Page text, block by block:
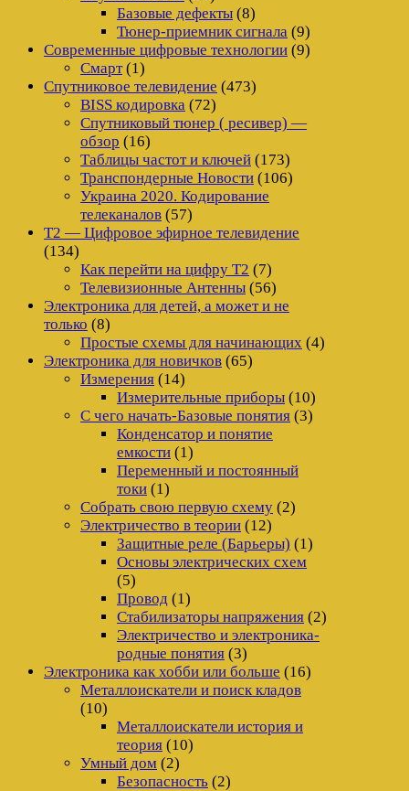
Базовые дефекты (8)
Тюнер-приемник сигнала (9)
Современные цифровые технологии (9)
Смарт(1)
Спутниковое телевидение (473)
BISS кодировка (72)
Спутниковый тюнер ( ресивер) —
обзор (16)
Таблицы частот и ключей (173)
Транспондерные Новости (106)
Украина 2020. Кодирование
телеканалов (57)
Т2 — Цифровое эфирное телевидение
(134)
Как перейти на цифру Т2 (7)
Телевизионные Антенны (56)
Электроника для детей, а может и не
только (8)
Простые схемы для начинающих (4)
Электроника для новичков (65)
Измерения (14)
Измерительные приборы (10)
С чего начать-Базовые понятия (3)
Конденсатор и понятие
емкости (1)
Переменный и постоянный
токи (1)
Собрать свою первую схему (2)
Электричество в теории (12)
Защитные реле (Барьеры) (1)
Основы электрических схем
(5)
Провод (1)
Стабилизаторы напряжения (2)
Электричество и электроника-
родные понятия (3)
Электроника как хобби или больше (16)
Металлоискатели и поиск кладов
(10)
Металлоискатели история и
теория (10)
Умный дом (2)
Безопасность (2)